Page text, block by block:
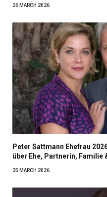
26 MARCH 2026
Peter Sattmann Ehefrau
über Ehe, Partnerin, Familie
25 MARCH 2026